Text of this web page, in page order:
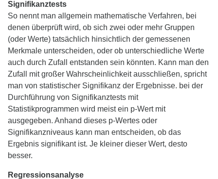
Signifikanztests
So nennt man allgemein mathematische Verfahren, bei
denen überprüft wird, ob sich zwei oder mehr Gruppen
(oder Werte) tatsächlich hinsichtlich der gemessenen
Merkmale unterscheiden, oder ob unterschiedliche Werte
auch durch Zufall entstanden sein könnten. Kann man den
Zufall mit großer Wahrscheinlichkeit ausschließen, spricht
man von statistischer Signifikanz der Ergebnisse. bei der
Durchführung von Signifikanztests mit
Statistikprogrammen wird meist ein p-Wert mit
ausgegeben. Anhand dieses p-Wertes oder
Signifikanzniveaus kann man entscheiden, ob das
Ergebnis signifikant ist. Je kleiner dieser Wert, desto
besser.
Regressionsanalyse